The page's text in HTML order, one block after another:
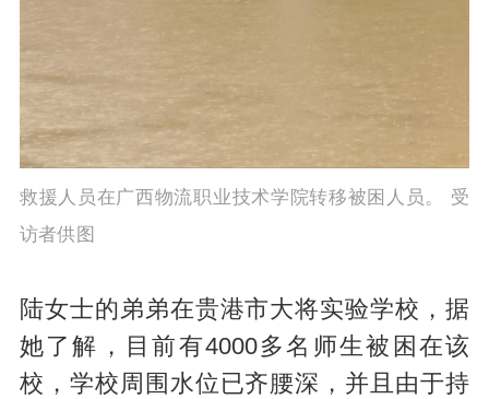
救援人员在广西物流职业技术学院转移被困人员。 受
访者供图
陆女士的弟弟在贵港市大将实验学校，据
她了解，目前有4000多名师生被困在该
校，学校周围水位已齐腰深，并且由于持